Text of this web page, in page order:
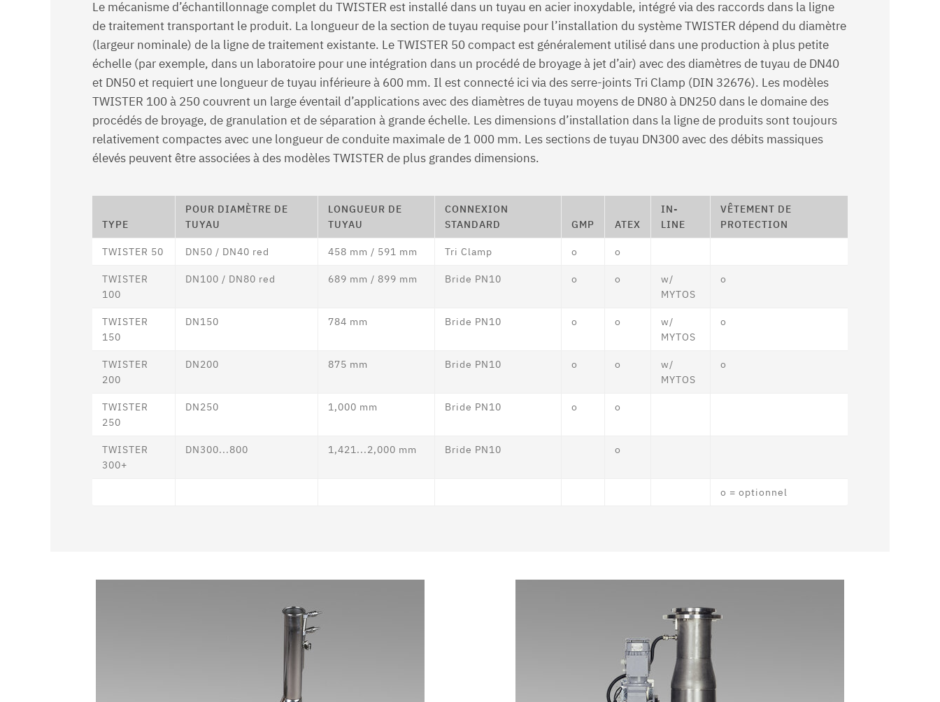
Le mécanisme d’échantillonnage complet du TWISTER est installé dans un tuyau en acier inoxydable, intégré via des raccords dans la ligne
de traitement transportant le produit. La longueur de la section de tuyau requise pour l’installation du système TWISTER dépend du diamètre
(largeur nominale) de la ligne de traitement existante. Le TWISTER 50 compact est généralement utilisé dans une production à plus petite
échelle (par exemple, dans un laboratoire pour une intégration dans un procédé de broyage à jet d’air) avec des diamètres de tuyau de DN40
et DN50 et requiert une longueur de tuyau inférieure à 600 mm. Il est connecté ici via des serre-joints Tri Clamp (DIN 32676). Les modèles
TWISTER 100 à 250 couvrent un large éventail d’applications avec des diamètres de tuyau moyens de DN80 à DN250 dans le domaine des
procédés de broyage, de granulation et de séparation à grande échelle. Les dimensions d’installation dans la ligne de produits sont toujours
relativement compactes avec une longueur de conduite maximale de 1 000 mm. Les sections de tuyau DN300 avec des débits massiques
élevés peuvent être associées à des modèles TWISTER de plus grandes dimensions.
TYPE
POUR DIAMÈTRE DE
TUYAU
LONGUEUR DE
TUYAU
CONNEXION
STANDARD
GMP ATEX
IN-
LINE
VÊTEMENT DE
PROTECTION
TWISTER 50 DN50 / DN40 red 458 mm / 591 mm Tri Clamp o o
TWISTER
100
DN100 / DN80 red 689 mm / 899 mm Bride PN10 o o
w/
MYTOS
o
TWISTER
150
DN150 784 mm Bride PN10 o o
w/
MYTOS
o
TWISTER
200
DN200 875 mm Bride PN10 o o
w/
MYTOS
o
TWISTER
250
DN250 1,000 mm Bride PN10 o o
TWISTER
300+
DN300...800 1,421...2,000 mm Bride PN10 o
o = optionnel